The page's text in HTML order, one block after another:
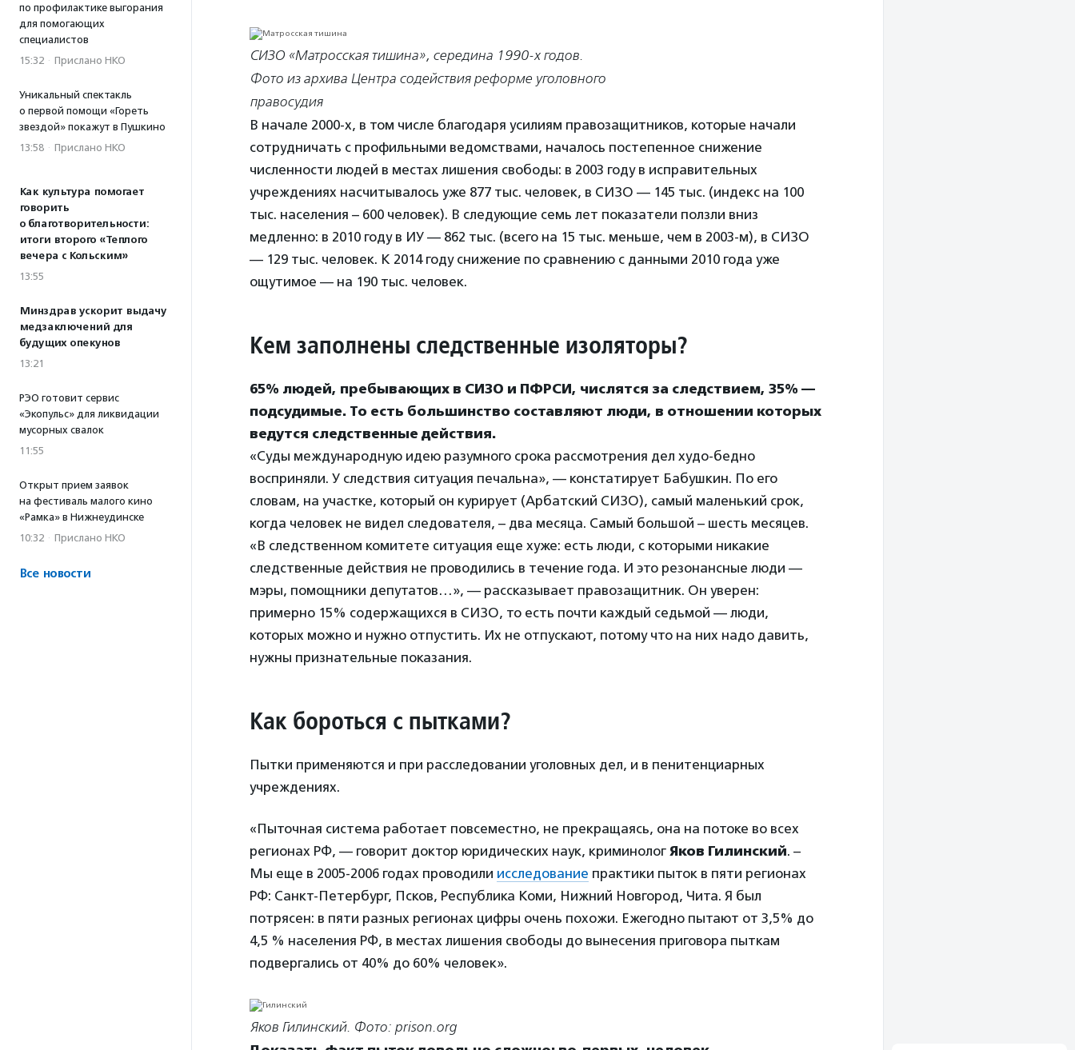
по профилактике выгорания
для помогающих
специалистов
15:32 · Прислано НКО
Уникальный спектакль
о первой помощи «Гореть
звездой» покажут в Пушкино
13:58 · Прислано НКО
Как культура помогает
говорить
о благотворительности:
итоги второго «Теплого
вечера с Кольским»
13:55
Минздрав ускорит выдачу
медзаключений для
будущих опекунов
13:21
РЭО готовит сервис
«Экопульс» для ликвидации
мусорных свалок
11:55
Открыт прием заявок
на фестиваль малого кино
«Рамка» в Нижнеудинске
10:32 · Прислано НКО
Все новости
СИЗО «Матросская тишина», середина 1990-х годов.
Фото из архива Центра содействия реформе уголовного
правосудия
В начале 2000-х, в том числе благодаря усилиям правозащитников, которые начали
сотрудничать с профильными ведомствами, началось постепенное снижение
численности людей в местах лишения свободы: в 2003 году в исправительных
учреждениях насчитывалось уже 877 тыс. человек, в СИЗО — 145 тыс. (индекс на 100
тыс. населения – 600 человек). В следующие семь лет показатели ползли вниз
медленно: в 2010 году в ИУ — 862 тыс. (всего на 15 тыс. меньше, чем в 2003-м), в СИЗО
— 129 тыс. человек. К 2014 году снижение по сравнению с данными 2010 года уже
ощутимое — на 190 тыс. человек.
Кем заполнены следственные изоляторы?
65% людей, пребывающих в СИЗО и ПФРСИ, числятся за следствием, 35% —
подсудимые. То есть большинство составляют люди, в отношении которых
ведутся следственные действия.
«Суды международную идею разумного срока рассмотрения дел худо-бедно
восприняли. У следствия ситуация печальна», — констатирует Бабушкин. По его
словам, на участке, который он курирует (Арбатский СИЗО), самый маленький срок,
когда человек не видел следователя, – два месяца. Самый большой – шесть месяцев.
«В следственном комитете ситуация еще хуже: есть люди, с которыми никакие
следственные действия не проводились в течение года. И это резонансные люди —
мэры, помощники депутатов…», — рассказывает правозащитник. Он уверен:
примерно 15% содержащихся в СИЗО, то есть почти каждый седьмой — люди,
которых можно и нужно отпустить. Их не отпускают, потому что на них надо давить,
нужны признательные показания.
Как бороться с пытками?
Пытки применяются и при расследовании уголовных дел, и в пенитенциарных
учреждениях.
«Пыточная система работает повсеместно, не прекращаясь, она на потоке во всех
регионах РФ, — говорит доктор юридических наук, криминолог Яков Гилинский. –
Мы еще в 2005-2006 годах проводили исследование практики пыток в пяти регионах
РФ: Санкт-Петербург, Псков, Республика Коми, Нижний Новгород, Чита. Я был
потрясен: в пяти разных регионах цифры очень похожи. Ежегодно пытают от 3,5% до
4,5 % населения РФ, в местах лишения свободы до вынесения приговора пыткам
подвергались от 40% до 60% человек».
Яков Гилинский. Фото: prison.org